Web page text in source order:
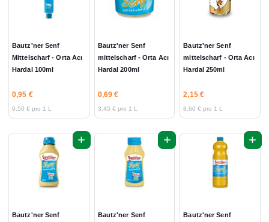
Bautz'ner Senf
Mittelscharf - Orta Acı
Hardal 100ml
0,95 €
9,50 € pro 1 L
Bautz'ner Senf
mittelscharf - Orta Acı
Hardal 200ml
0,69 €
3,45 € pro 1 L
Bautz'ner Senf
mittelscharf - Orta Acı
Hardal 250ml
2,15 €
8,60 € pro 1 L
+
Bautz'ner Senf
+
Bautz'ner Senf
+
Bautz'ner Senf